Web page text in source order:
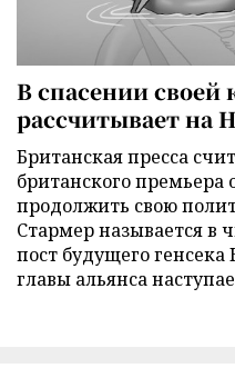
В спасении своей
рассчитывает на
Британская пресса
британского премьера
продолжить свою
Стармер называется в
пост будущего
главы альянса